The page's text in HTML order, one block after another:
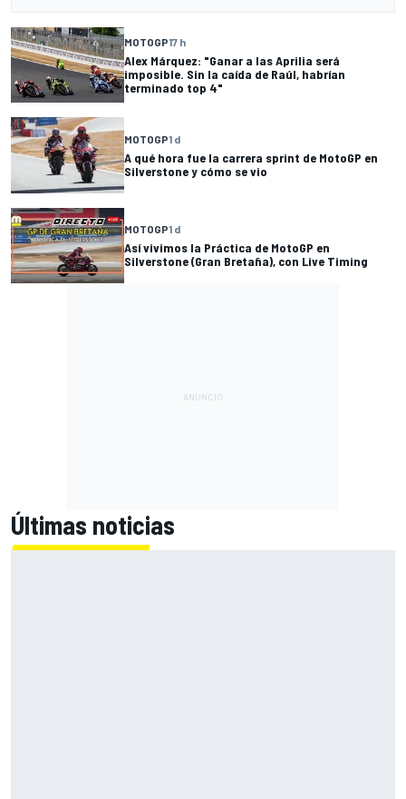
MOTOGP17 h
Alex Márquez: "Ganar a las Aprilia será
imposible. Sin la caída de Raúl, habrían
terminado top 4"
MOTOGP1 d
A qué hora fue la carrera sprint de MotoGP en
Silverstone y cómo se vio
MOTOGP1 d
Así vivimos la Práctica de MotoGP en
Silverstone (Gran Bretaña), con Live Timing
Últimas noticias